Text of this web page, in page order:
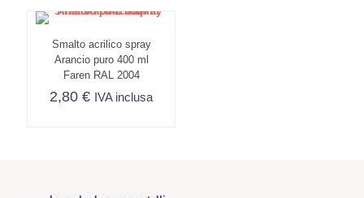
Smalto acrilico spray
Arancio puro 400 ml
Faren RAL 2004
2,80€ IVA inclusa